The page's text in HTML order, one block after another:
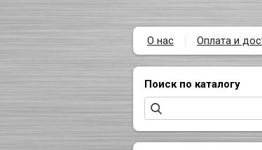
О нас Оплата и
Поиск по каталогу